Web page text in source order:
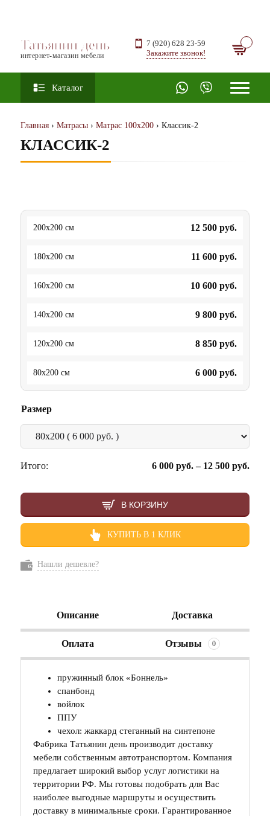
Татьянин день
интернет-магазин мебели
7 (920) 628 23-59
Закажите звонок!
Каталог
Главная › Матрасы › Матрас 100х200 › Классик-2
КЛАССИК-2
200x200 см 12 500 руб.
180x200 см 11 600 руб.
160x200 см 10 600 руб.
140x200 см 9 800 руб.
120x200 см 8 850 руб.
80x200 см 6 000 руб.
Размер
Итого: 6 000 руб.– 12 500 руб.
В КОРЗИНУ
КУПИТЬ В 1 КЛИК
Нашли дешевле?
Описание Доставка
Оплата Отзывы 0
пружинный блок «Боннель»
спанбонд
войлок
ППУ
чехол: жаккард стеганный на синтепоне
Фабрика Татьянин день производит доставку
мебели собственным автотранспортом. Компания
предлагает широкий выбор услуг логистики на
территории РФ. Мы готовы подобрать для Вас
наиболее выгодные маршруты и осуществить
доставку в минимальные сроки. Гарантированное